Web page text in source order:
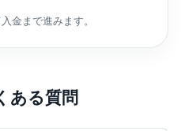
金まで進みます。
ある質問